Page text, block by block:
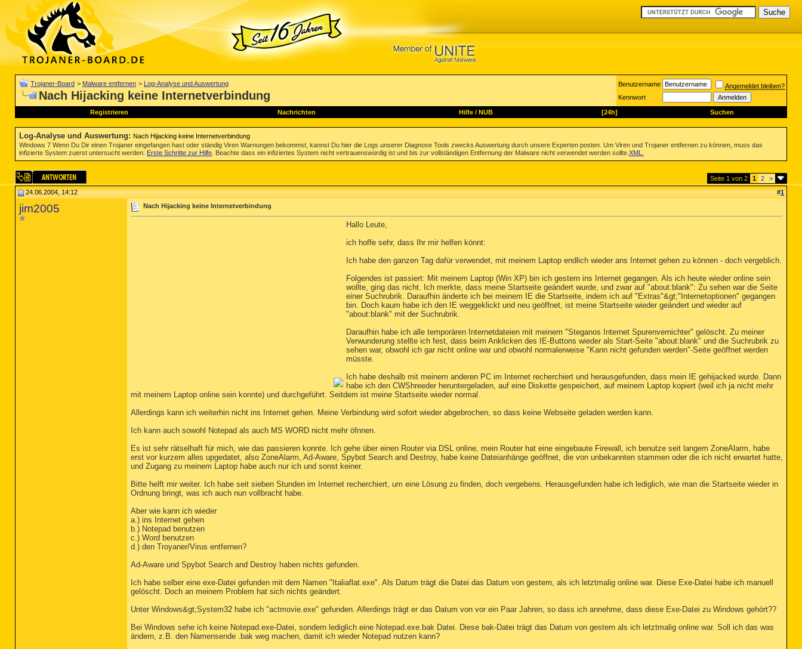
Trojaner-Board > Malware entfernen > Log-Analyse und Auswertung
Nach Hijacking keine Internetverbindung
Benutzername
Angemeldet bleiben?
Kennwort
Registrieren Nachrichten Hilfe/ NUB [24h] Suchen
Log-Analyse und Auswertung: Nach Hijacking keine Internetverbindung
Windows 7 Wenn Du Dir einen Trojaner eingefangen hast oder ständig Viren Warnungen bekommst, kannst Du hier die Logs unserer Diagnose Tools zwecks Auswertung durch unsere Experten posten. Um Viren und Trojaner entfernen zu können, muss das
infizierte System zuerst untersucht werden: Erste Schritte zur Hilfe . Beachte dass ein infiziertes System nicht vertrauenswürdig ist und bis zur vollständigen Entfernung der Malware nicht verwendet werden sollte. XML
Seite 1 von 2 1 2
>
24.06.2004, 14:12
#1
jim2005 Nach Hijacking keine Internetverbindung
Hallo Leute,
ich hoffe sehr, dass Ihr mir helfen könnt:
Ich habe den ganzen Tag dafür verwendet, mit meinem Laptop endlich wieder ans Internet gehen zu können - doch vergeblich.
Folgendes ist passiert: Mit meinem Laptop (Win XP) bin ich gestern ins Internet gegangen. Als ich heute wieder online sein
wollte, ging das nicht. Ich merkte, dass meine Startseite geändert wurde, und zwar auf "about:blank": Zu sehen war die Seite
einer Suchrubrik. Daraufhin änderte ich bei meinem IE die Startseite, indem ich auf "Extras"&gt;"Internetoptionen" gegangen
bin. Doch kaum habe ich den IE weggeklickt und neu geöffnet, ist meine Startseite wieder geändert und wieder auf
"about:blank" mit der Suchrubrik.
Daraufhin habe ich alle temporären Internetdateien mit meinem "Steganos Internet Spurenvernichter" gelöscht. Zu meiner
Verwunderung stellte ich fest, dass beim Anklicken des IE-Buttons wieder als Start-Seite "about:blank" und die Suchrubrik zu
sehen war, obwohl ich gar nicht online war und obwohl normalerweise "Kann nicht gefunden werden"-Seite geöffnet werden
müsste.
Ich habe deshalb mit meinem anderen PC im Internet recherchiert und herausgefunden, dass mein IE gehijacked wurde. Dann
habe ich den CWShreeder heruntergeladen, auf eine Diskette gespeichert, auf meinem Laptop kopiert (weil ich ja nicht mehr
mit meinem Laptop online sein konnte) und durchgeführt. Seitdem ist meine Startseite wieder normal.
Allerdings kann ich weiterhin nicht ins Internet gehen. Meine Verbindung wird sofort wieder abgebrochen, so dass keine Webseite geladen werden kann.
Ich kann auch sowohl Notepad als auch MS WORD nicht mehr öfnnen.
Es ist sehr rätselhaft für mich, wie das passieren konnte. Ich gehe über einen Router via DSL online, mein Router hat eine eingebaute Firewall, ich benutze seit langem ZoneAlarm, habe
erst vor kurzem alles upgedatet, also ZoneAlarm, Ad-Aware, Spybot Search and Destroy, habe keine Dateianhänge geöffnet, die von unbekannten stammen oder die ich nicht erwartet hatte,
und Zugang zu meinem Laptop habe auch nur ich und sonst keiner.
Bitte helft mir weiter. Ich habe seit sieben Stunden im Internet recherchiert, um eine Lösung zu finden, doch vergebens. Herausgefunden habe ich lediglich, wie man die Startseite wieder in
Ordnung bringt, was ich auch nun vollbracht habe.
Aber wie kann ich wieder
a.) ins Internet gehen
b.) Notepad benutzen
c.) Word benutzen
d.) den Troyaner/Virus entfernen?
Ad-Aware und Spybot Search and Destroy haben nichts gefunden.
Ich habe selber eine exe-Datei gefunden mit dem Namen "Italiaflat.exe". Als Datum trägt die Datei das Datum von gestern, als ich letztmalig online war. Diese Exe-Datei habe ich manuell
gelöscht. Doch an meinem Problem hat sich nichts geändert.
Unter Windows&gt;System32 habe ich "actmovie.exe" gefunden. Allerdings trägt er das Datum von vor ein Paar Jahren, so dass ich annehme, dass diese Exe-Datei zu Windows gehört??
Bei Windows sehe ich keine Notepad.exe-Datei, sondern lediglich eine Notepad.exe.bak Datei. Diese bak-Datei trägt das Datum von gestern als ich letztmalig online war. Soll ich das was
ändern, z.B. den Namensende .bak weg machen, damit ich wieder Notepad nutzen kann?